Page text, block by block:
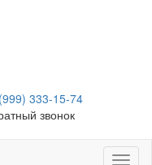
333-15-74
звонок